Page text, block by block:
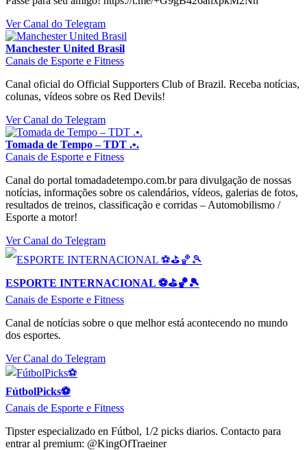
Ver Canal do Telegram
Manchester United Brasil
Canais de Esporte e Fitness
Canal oficial do Official Supporters Club of Brazil. Receba notícias,
colunas, vídeos sobre os Red Devils!
Ver Canal do Telegram
Tomada de Tempo – TDT .•.
Canais de Esporte e Fitness
Canal do portal tomadadetempo.com.br para divulgação de nossas
notícias, informações sobre os calendários, vídeos, galerias de fotos,
resultados de treinos, classificação e corridas – Automobilismo /
Esporte a motor!
Ver Canal do Telegram
ESPORTE INTERNACIONAL ⚽️⛳️🏀🎾
Canais de Esporte e Fitness
Canal de notícias sobre o que melhor está acontecendo no mundo
dos esportes.
Ver Canal do Telegram
FútbolPicks⚽️
Canais de Esporte e Fitness
Tipster especializado en Fútbol, 1/2 picks diarios. Contacto para
entrar al premium: @KingOfTraeiner